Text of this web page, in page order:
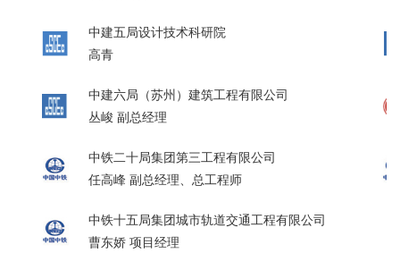
中建五局设计技术科研院
高青
中建六局（苏州）建筑工程有限公司
丛峻 副总经理
中铁二十局集团第三工程有限公司
任高峰 副总经理、总工程师
中铁十五局集团城市轨道交通工程有限公司
曹东娇 项目经理